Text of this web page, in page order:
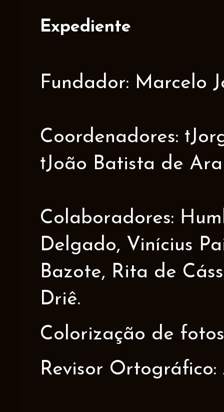
Expediente
Fundador: Marcelo
Coordenadores:
†João Batista de
Colaboradores:
Delgado, Vinícius
Bazote, Rita de
Driê.
Colorização de
Revisor Ortográfico: